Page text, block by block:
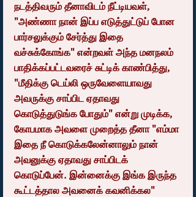
நடத்திவரும் தீனாவிடம் நீட்டியவள்,
"அண்ணா நான் இப்ப எடுத்துட்டுப் போன
பார்சலுக்கும் சேர்த்து இதை
வச்சுக்கோங்க" என்றவள் அந்த மனநலம்
பாதிக்கப்பட்டவரைச் சுட்டிக் காண்பித்து,
"மீதிக்கு டெய்லி ஒருவேளையாவது
அவருக்கு சாப்பிட ஏதாவது
கொடுத்துடுங்க போதும்" என்று முடிக்க,
கோபமாக அவளை முறைத்த தீனா "எம்மா
இதை நீ கொடுக்கலேன்னாலும் நான்
அவனுக்கு ஏதாவது சாப்பிடக்
கொடுப்பேன். இன்னைக்கு இங்க இருந்த
கூட்டத்தால அவனைக் கவனிக்கல"